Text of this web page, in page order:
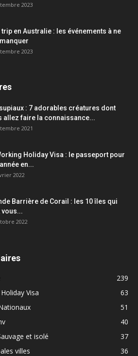
2023
en Australie : les événements à ne
2023
: 7 adorables créatures dont
allez faire la connaissance...
2021
Holiday Visa : le passeport pour
en...
2022
Barrière de Corail : les 10 îles qui
vous...
2022
239
Visa
63
51
40
et isolé
37
villes
36